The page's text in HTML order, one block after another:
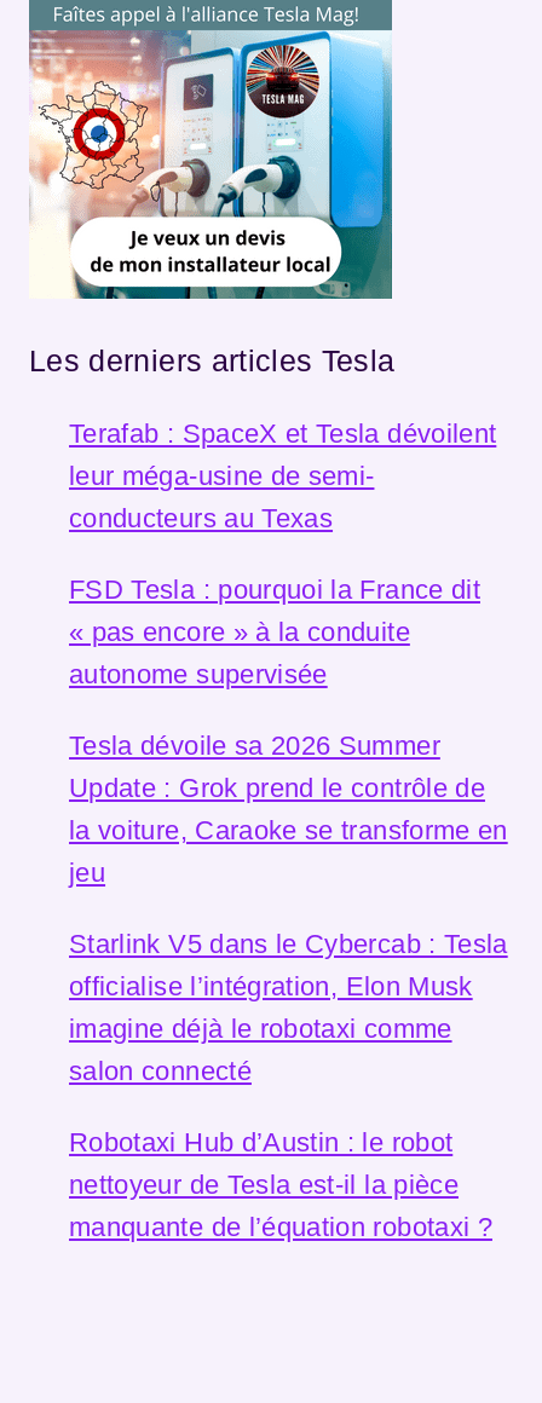
Les derniers articles Tesla
Terafab : SpaceX et Tesla dévoilent
leur méga-usine de semi-
conducteurs au Texas
FSD Tesla : pourquoi la France dit
« pas encore » à la conduite
autonome supervisée
Tesla dévoile sa 2026 Summer
Update : Grok prend le contrôle de
la voiture, Caraoke se transforme en
jeu
Starlink V5 dans le Cybercab : Tesla
officialise l’intégration, Elon Musk
imagine déjà le robotaxi comme
salon connecté
Robotaxi Hub d’Austin : le robot
nettoyeur de Tesla est-il la pièce
manquante de l’équation robotaxi ?